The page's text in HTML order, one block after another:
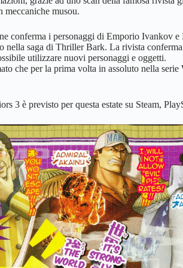
meccaniche musou.
conferma i personaggi di Emporio Ivankov
nella saga di Thriller Bark. La rivista
utilizzare nuovi personaggi e oggetti.
che per la prima volta in assoluto nella
3 è previsto per questa estate su Steam,